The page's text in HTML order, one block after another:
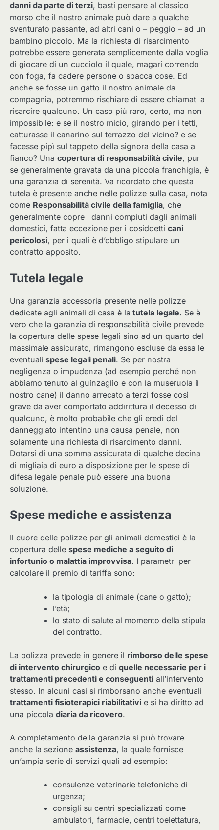
danni da parte di terzi, basti pensare al classico
morso che il nostro animale può dare a qualche
sventurato passante, ad altri cani o – peggio – ad un
bambino piccolo. Ma la richiesta di risarcimento
potrebbe essere generata semplicemente dalla voglia
di giocare di un cucciolo il quale, magari correndo
con foga, fa cadere persone o spacca cose. Ed
anche se fosse un gatto il nostro animale da
compagnia, potremmo rischiare di essere chiamati a
risarcire qualcuno. Un caso più raro, certo, ma non
impossibile: e se il nostro micio, girando per i tetti,
catturasse il canarino sul terrazzo del vicino? e se
facesse pipì sul tappeto della signora della casa a
fianco? Una copertura di responsabilità civile, pur
se generalmente gravata da una piccola franchigia, è
una garanzia di serenità. Va ricordato che questa
tutela è presente anche nelle polizze sulla casa, nota
come Responsabilità civile della famiglia, che
generalmente copre i danni compiuti dagli animali
domestici, fatta eccezione per i cosiddetti cani
pericolosi, per i quali è d’obbligo stipulare un
contratto apposito.
Tutela legale
Una garanzia accessoria presente nelle polizze
dedicate agli animali di casa è la tutela legale. Se è
vero che la garanzia di responsabilità civile prevede
la copertura delle spese legali sino ad un quarto del
massimale assicurato, rimangono escluse da essa le
eventuali spese legali penali. Se per nostra
negligenza o impudenza (ad esempio perché non
abbiamo tenuto al guinzaglio e con la museruola il
nostro cane) il danno arrecato a terzi fosse così
grave da aver comportato addirittura il decesso di
qualcuno, è molto probabile che gli eredi del
danneggiato intentino una causa penale, non
solamente una richiesta di risarcimento danni.
Dotarsi di una somma assicurata di qualche decina
di migliaia di euro a disposizione per le spese di
difesa legale penale può essere una buona
soluzione.
Spese mediche e assistenza
Il cuore delle polizze per gli animali domestici è la
copertura delle spese mediche a seguito di
infortunio o malattia improvvisa. I parametri per
calcolare il premio di tariffa sono:
la tipologia di animale (cane o gatto);
l’età;
lo stato di salute al momento della stipula
del contratto.
La polizza prevede in genere il rimborso delle spese
di intervento chirurgico e di quelle necessarie per i
trattamenti precedenti e conseguenti all’intervento
stesso. In alcuni casi si rimborsano anche eventuali
trattamenti fisioterapici riabilitativi e si ha diritto ad
una piccola diaria da ricovero.
A completamento della garanzia si può trovare
anche la sezione assistenza, la quale fornisce
un’ampia serie di servizi quali ad esempio:
consulenze veterinarie telefoniche di
urgenza;
consigli su centri specializzati come
ambulatori, farmacie, centri toelettatura,